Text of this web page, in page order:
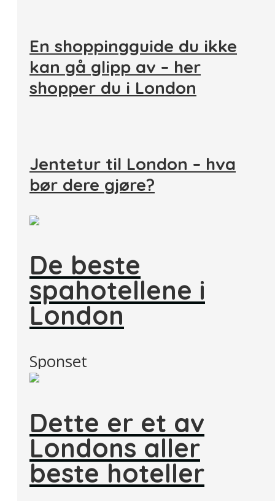
En shoppingguide du ikke
kan gå glipp av – her
shopper du i London
Jentetur til London – hva
bør dere gjøre?
De beste
spahotellene i
London
Sponset
Dette er et av
Londons aller
beste hoteller